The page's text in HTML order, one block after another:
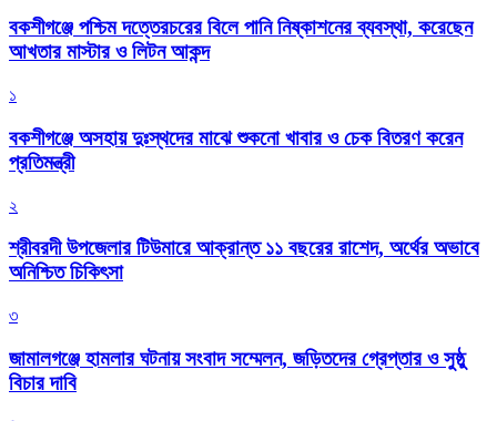
বকশীগঞ্জে পশ্চিম দত্তেরচরের বিলে পানি নিষ্কাশনের ব্যবস্থা, করেছেন
আখতার মাস্টার ও লিটন আকন্দ
১
বকশীগঞ্জে অসহায় দুঃস্থদের মাঝে শুকনো খাবার ও চেক বিতরণ করেন
প্রতিমন্ত্রী
২
শ্রীবরদী উপজেলার টিউমারে আক্রান্ত ১১ বছরের রাশেদ, অর্থের অভাবে
অনিশ্চিত চিকিৎসা
৩
জামালগঞ্জে হামলার ঘটনায় সংবাদ সম্মেলন, জড়িতদের গ্রেপ্তার ও সুষ্ঠু
বিচার দাবি